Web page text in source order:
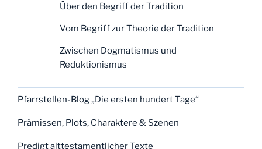
Über den Begriff der Tradition
Vom Begriff zur Theorie der Tradition
Zwischen Dogmatismus und
Reduktionismus
Pfarrstellen-Blog „Die ersten hundert Tage“
Prämissen, Plots, Charaktere & Szenen
Predigt alttestamentlicher Texte